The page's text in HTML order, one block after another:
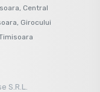
Central
Girocului
S.R.L.